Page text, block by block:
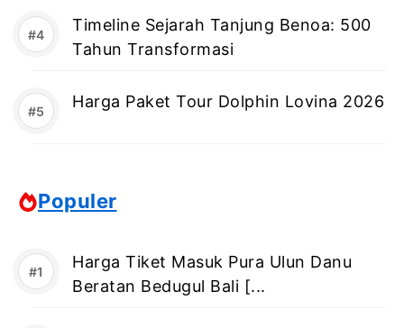
Timeline Sejarah Tanjung Benoa: 500
Tahun Transformasi
Harga Paket Tour Dolphin Lovina 2026
Populer
Harga Tiket Masuk Pura Ulun Danu
Beratan Bedugul Bali [...